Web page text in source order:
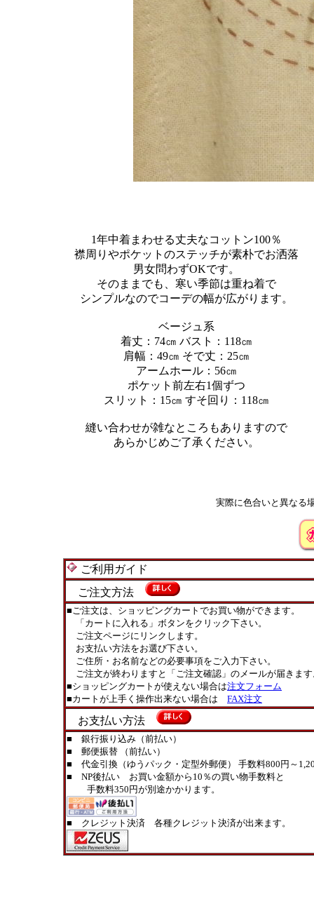
1年中着まわせる丈夫なコットン100％
襟周りやポケットのステッチが素朴でお洒落
男女問わずOKです。
そのままでも、寒い季節は重ね着で
シンプルなのでコーデの幅が広がります。
ベージュ系
着丈：74㎝ バスト：118㎝
肩幅：49㎝ そで丈：25㎝
アームホール：56㎝
ポケット前左右1個ずつ
スリット：15㎝ すそ回り：118㎝
縫い合わせが雑なところもありますので
あらかじめご了承ください。
実際に色合いと異なる
ご利用ガイド
ご注文方法
■ご注文は、ショッピングカートでお買い物ができます。
「カートに入れる」ボタンをクリック下さい。
ご注文ページにリンクします。
お支払い方法をお選び下さい。
ご住所・お名前などの必要事項をご入力下さい。
ご注文が終わりますと「ご注文確認」のメールが届きま
■ショッピングカートが使えない場合は注文フォーム
■カートが上手く操作出来ない場合は FAX注文
お支払い方法
■ 銀行振り込み（前払い）
■ 郵便振替 （前払い）
■ 代金引換（ゆうパック・定型外郵便） 手数料800円～
■ NP後払い お買い金額から10％の買い物手数料と
手数料350円が別途かかります。
■ クレジット決済 各種クレジット決済が出来ます。